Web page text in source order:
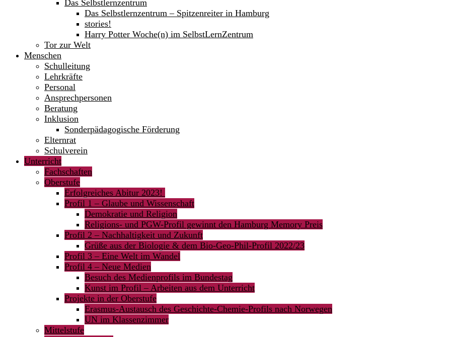
Das Selbstlernzentrum
Das Selbstlernzentrum – Spitzenreiter in Hamburg
stories!
Harry Potter Woche(n) im SelbstLernZentrum
Tor zur Welt
Menschen
Schulleitung
Lehrkräfte
Personal
Ansprechpersonen
Beratung
Inklusion
Sonderpädagogische Förderung
Elternrat
Schulverein
Unterricht
Fachschaften
Oberstufe
Erfolgreiches Abitur 2023!
Profil 1 – Glaube und Wissenschaft
Demokratie und Religion
Religions- und PGW-Profil gewinnt den Hamburg Memory Preis
Profil 2 – Nachhaltigkeit und Zukunft
Grüße aus der Biologie & dem Bio-Geo-Phil-Profil 2022/23
Profil 3 – Eine Welt im Wandel
Profil 4 – Neue Medien
Besuch des Medienprofils im Bundestag
Kunst im Profil – Arbeiten aus dem Unterricht
Projekte in der Oberstufe
Erasmus-Austausch des Geschichte-Chemie-Profils nach Norwegen
UN im Klassenzimmer
Mittelstufe